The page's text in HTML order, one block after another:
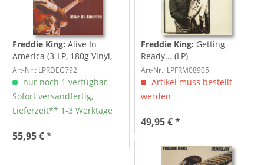
Freddie King: Alive In
America (3-LP, 180g Vinyl,
Ltd.)
Art-Nr.: LPRDEG792
nur noch 1 verfügbar
Sofort versandfertig,
Lieferzeit** 1-3 Werktage
55,95 € *
Freddie King: Getting
Ready... (LP)
Art-Nr.: LPFRM08905
Artikel muss bestellt
werden
49,95 € *